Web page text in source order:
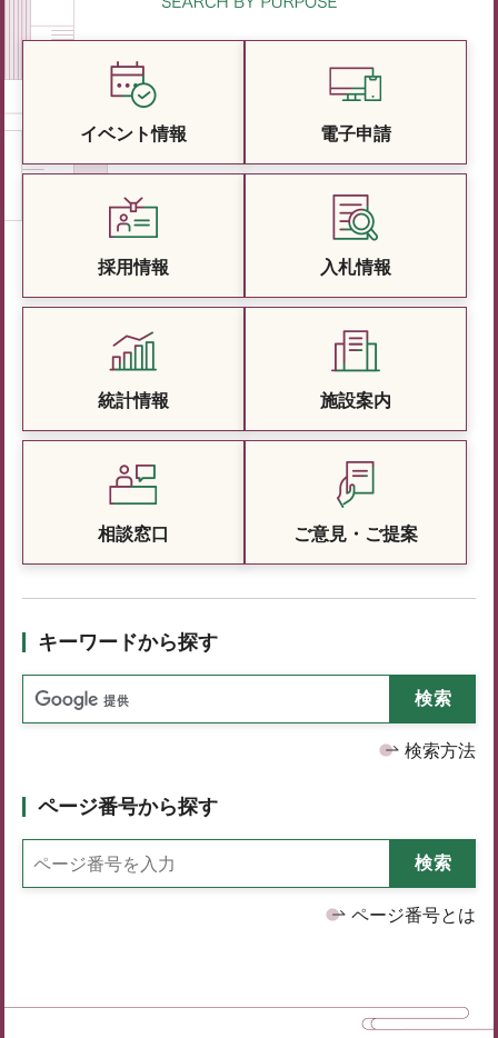
イベント情報 電子申請
採用情報 入札情報
統計情報 施設案内
相談窓口 ご意見・ご提案
キーワードから探す
検索方法
ページ番号から探す
ページ番号とは